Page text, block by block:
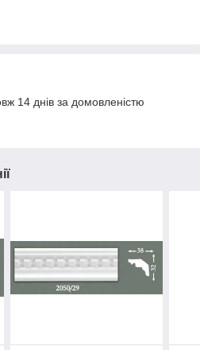
14 днів за домовленістю